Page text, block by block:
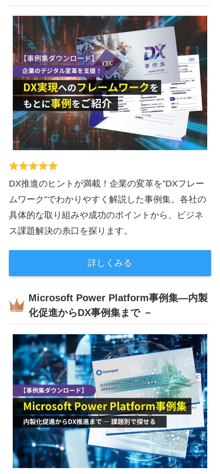
DX推進のヒントが満載！企業の変革を”DXフレー
ムワーク”でわかりやすく解説した事例集。各社の
具体的な取り組みや成功のポイントから、ビジネ
ス課題解決の糸口を探ります。
詳しくみる
Microsoft Power Platform事例集―内製
化促進からDX事例集まで －